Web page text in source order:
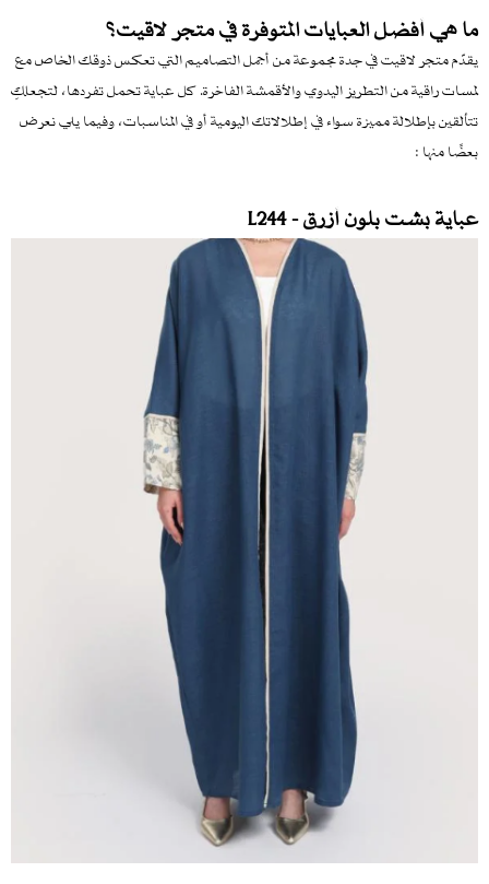
ما هي أفضل العبايات المتوفرة في متجر لاقيت؟
يقدّم متجر لاقيت في جدة مجموعة من أجمل التصاميم التي تعكس ذوقك الخاص مع
لمسات راقية من التطريز اليدوي والأقمشة الفاخرة. كل عباية تحمل تفردها، لتجعلكِ
تتألقين بإطلالة مميزة سواء في إطلالاتك اليومية أو في المناسبات، وفيما يلي نعرض
بعضًا منها :
عباية بشت بلون أزرق - L244